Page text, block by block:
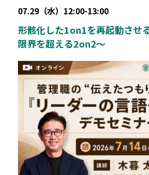
07.29（水）12:00-13:00
形骸化した1on1を再起動させ
限界を超える2on2～